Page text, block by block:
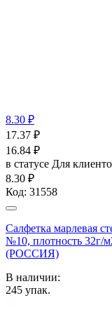
8.30 ₽
17.37 ₽
16.84 ₽
в статусе Для
8.30 ₽
Код: 31558
Салфетка марлевая
№10, плотность 32г/
(РОССИЯ)
В наличии:
245 упак.